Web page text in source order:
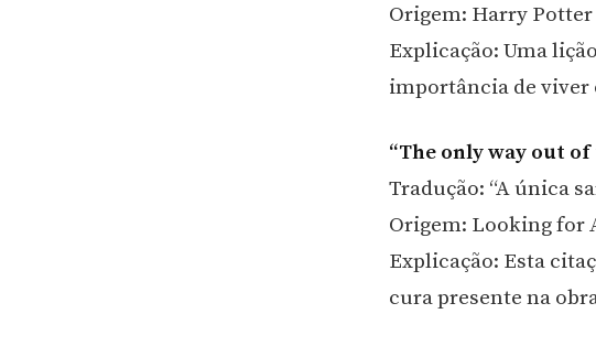
Origem: Harry Potter
Explicação: Uma
importância de viver
“The only way out
Tradução: “A única
Origem: Looking for
Explicação: Esta
cura presente na